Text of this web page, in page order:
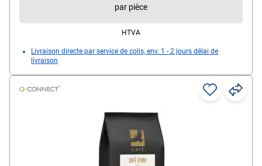
Sorte de café : Grains Arabica et Robusta
par pièce
HTVA
Livraison directe par service de colis, env. 1 - 2 jours délai de
livraison